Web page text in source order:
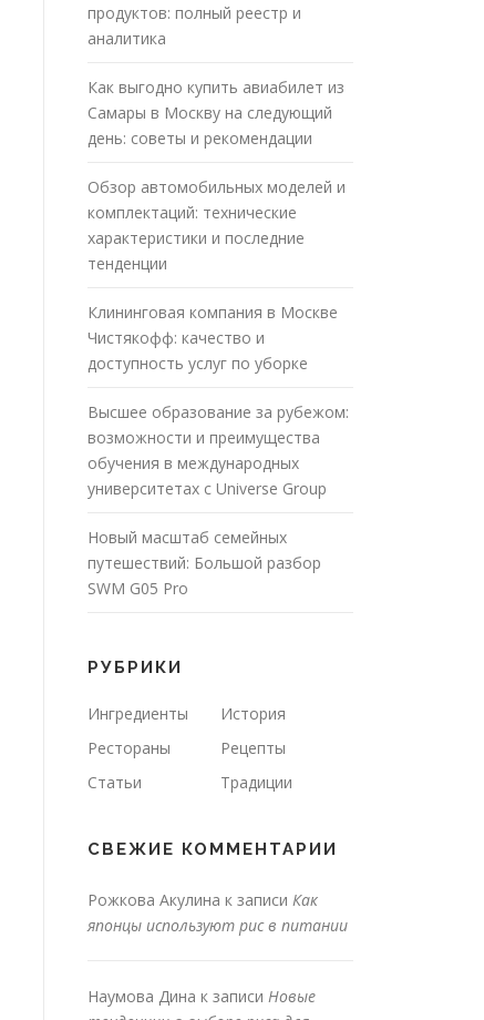
продуктов: полный реестр и
аналитика
Как выгодно купить авиабилет из
Самары в Москву на следующий
день: советы и рекомендации
Обзор автомобильных моделей и
комплектаций: технические
характеристики и последние
тенденции
Клининговая компания в Москве
Чистякофф: качество и
доступность услуг по уборке
Высшее образование за рубежом:
возможности и преимущества
обучения в международных
университетах с Universe Group
Новый масштаб семейных
путешествий: Большой разбор
SWM G05 Pro
РУБРИКИ
Ингредиенты
История
Рестораны
Рецепты
Статьи
Традиции
СВЕЖИЕ КОММЕНТАРИИ
Рожкова Акулина к записи Как
японцы используют рис в питании
Наумова Дина к записи Новые